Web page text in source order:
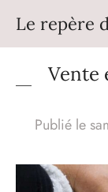
contenu
Le repère
Vente
Publié le